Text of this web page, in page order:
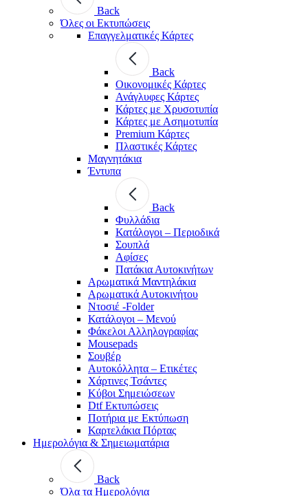
Back
Όλες οι Εκτυπώσεις
Επαγγελματικές Κάρτες
Back
Οικονομικές Κάρτες
Ανάγλυφες Κάρτες
Κάρτες με Χρυσοτυπία
Κάρτες με Ασημοτυπία
Premium Κάρτες
Πλαστικές Κάρτες
Μαγνητάκια
Έντυπα
Back
Φυλλάδια
Κατάλογοι – Περιοδικά
Σουπλά
Αφίσες
Πατάκια Αυτοκινήτων
Αρωματικά Μαντηλάκια
Αρωματικά Αυτοκινήτου
Ντοσιέ -Folder
Κατάλογοι – Μενού
Φάκελοι Αλληλογραφίας
Mousepads
Σουβέρ
Αυτοκόλλητα – Ετικέτες
Χάρτινες Τσάντες
Κύβοι Σημειώσεων
Dtf Εκτυπώσεις
Ποτήρια με Εκτύπωση
Καρτελάκια Πόρτας
Ημερολόγια & Σημειωματάρια
Back
Όλα τα Ημερολόγια